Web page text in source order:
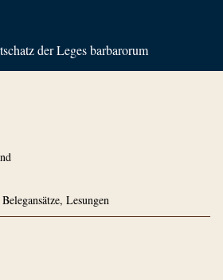
der Leges barbarorum
Lesungen